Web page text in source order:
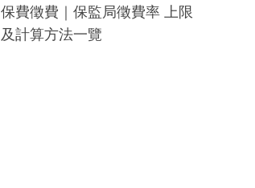
保費徵費｜保監局徵費率 上限
及計算方法一覽